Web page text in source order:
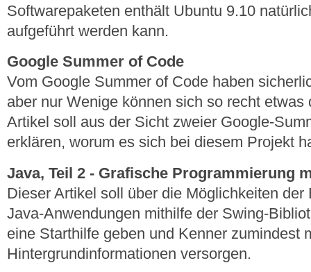
Softwarepaketen enthält Ubuntu 9.10
aufgeführt werden kann.
Google Summer of Code
Vom Google Summer of Code haben
aber nur Wenige können sich so recht
Artikel soll aus der Sicht zweier Google-
erklären, worum es sich bei diesem Projekt
Java, Teil 2 - Grafische Programmierung
Dieser Artikel soll über die Möglichkeiten
Java-Anwendungen mithilfe der Swing-
eine Starthilfe geben und Kenner zumindest
Hintergrundinformationen versorgen.